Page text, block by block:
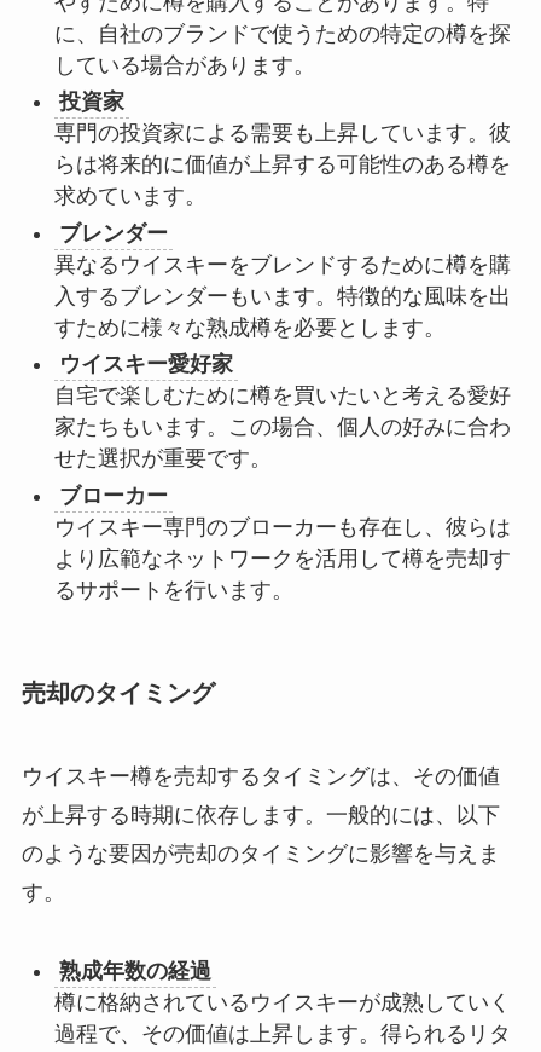
に、自社のブランドで使うための特定の樽を探
している場合があります。
投資家
専門の投資家による需要も上昇しています。彼
らは将来的に価値が上昇する可能性のある樽を
求めています。
ブレンダー
異なるウイスキーをブレンドするために樽を購
入するブレンダーもいます。特徴的な風味を出
すために様々な熟成樽を必要とします。
ウイスキー愛好家
自宅で楽しむために樽を買いたいと考える愛好
家たちもいます。この場合、個人の好みに合わ
せた選択が重要です。
ブローカー
ウイスキー専門のブローカーも存在し、彼らは
より広範なネットワークを活用して樽を売却す
るサポートを行います。
売却のタイミング
ウイスキー樽を売却するタイミングは、その価値
が上昇する時期に依存します。一般的には、以下
のような要因が売却のタイミングに影響を与えま
す。
熟成年数の経過
樽に格納されているウイスキーが成熟していく
過程で、その価値は上昇します。得られるリタ